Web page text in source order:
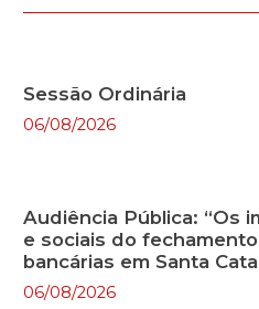
Sessão Ordinária
06/08/2026
Audiência Pública: “Os
e sociais do
bancárias em Santa
06/08/2026